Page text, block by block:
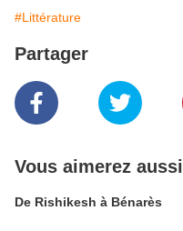
#Littérature
Partager
Vous aimerez aussi
De Rishikesh à Bénarès